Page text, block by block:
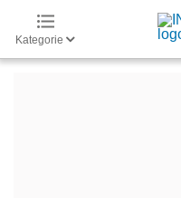
Kategorie